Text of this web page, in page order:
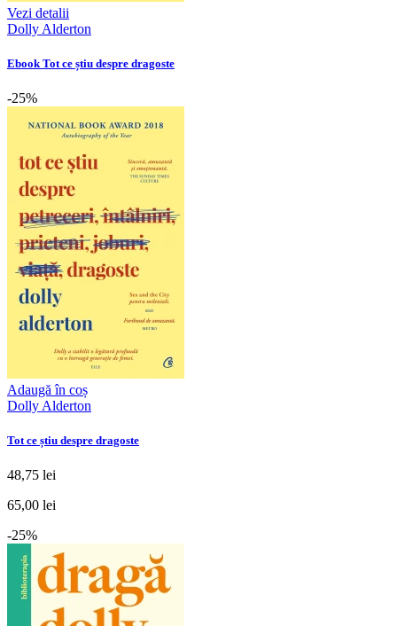
Vezi detalii
Dolly Alderton
Ebook Tot ce știu despre dragoste
-25%
Adaugă în coș
Dolly Alderton
Tot ce știu despre dragoste
48,75 lei
65,00 lei
-25%